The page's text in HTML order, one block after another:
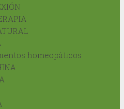
homeopáticos